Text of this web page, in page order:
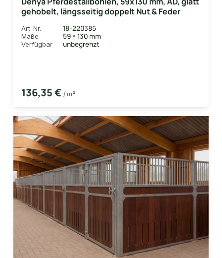
gehobelt, längsseitig doppelt Nut & Feder
Art-Nr. 18-220385
Maße 59 × 130 mm
Verfügbar unbegrenzt
136,35 € / m²